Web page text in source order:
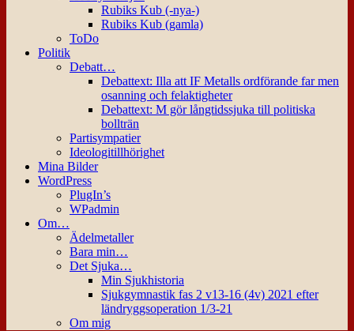
Rubiks Kub (-nya-)
Rubiks Kub (gamla)
ToDo
Politik
Debatt…
Debattext: Illa att IF Metalls ordförande far men
osanning och felaktigheter
Debattext: M gör långtidssjuka till politiska
bollträn
Partisympatier
Ideologitillhörighet
Mina Bilder
WordPress
PlugIn’s
WPadmin
Om…
Ädelmetaller
Bara min…
Det Sjuka…
Min Sjukhistoria
Sjukgymnastik fas 2 v13-16 (4v) 2021 efter
ländryggsoperation 1/3-21
Om mig